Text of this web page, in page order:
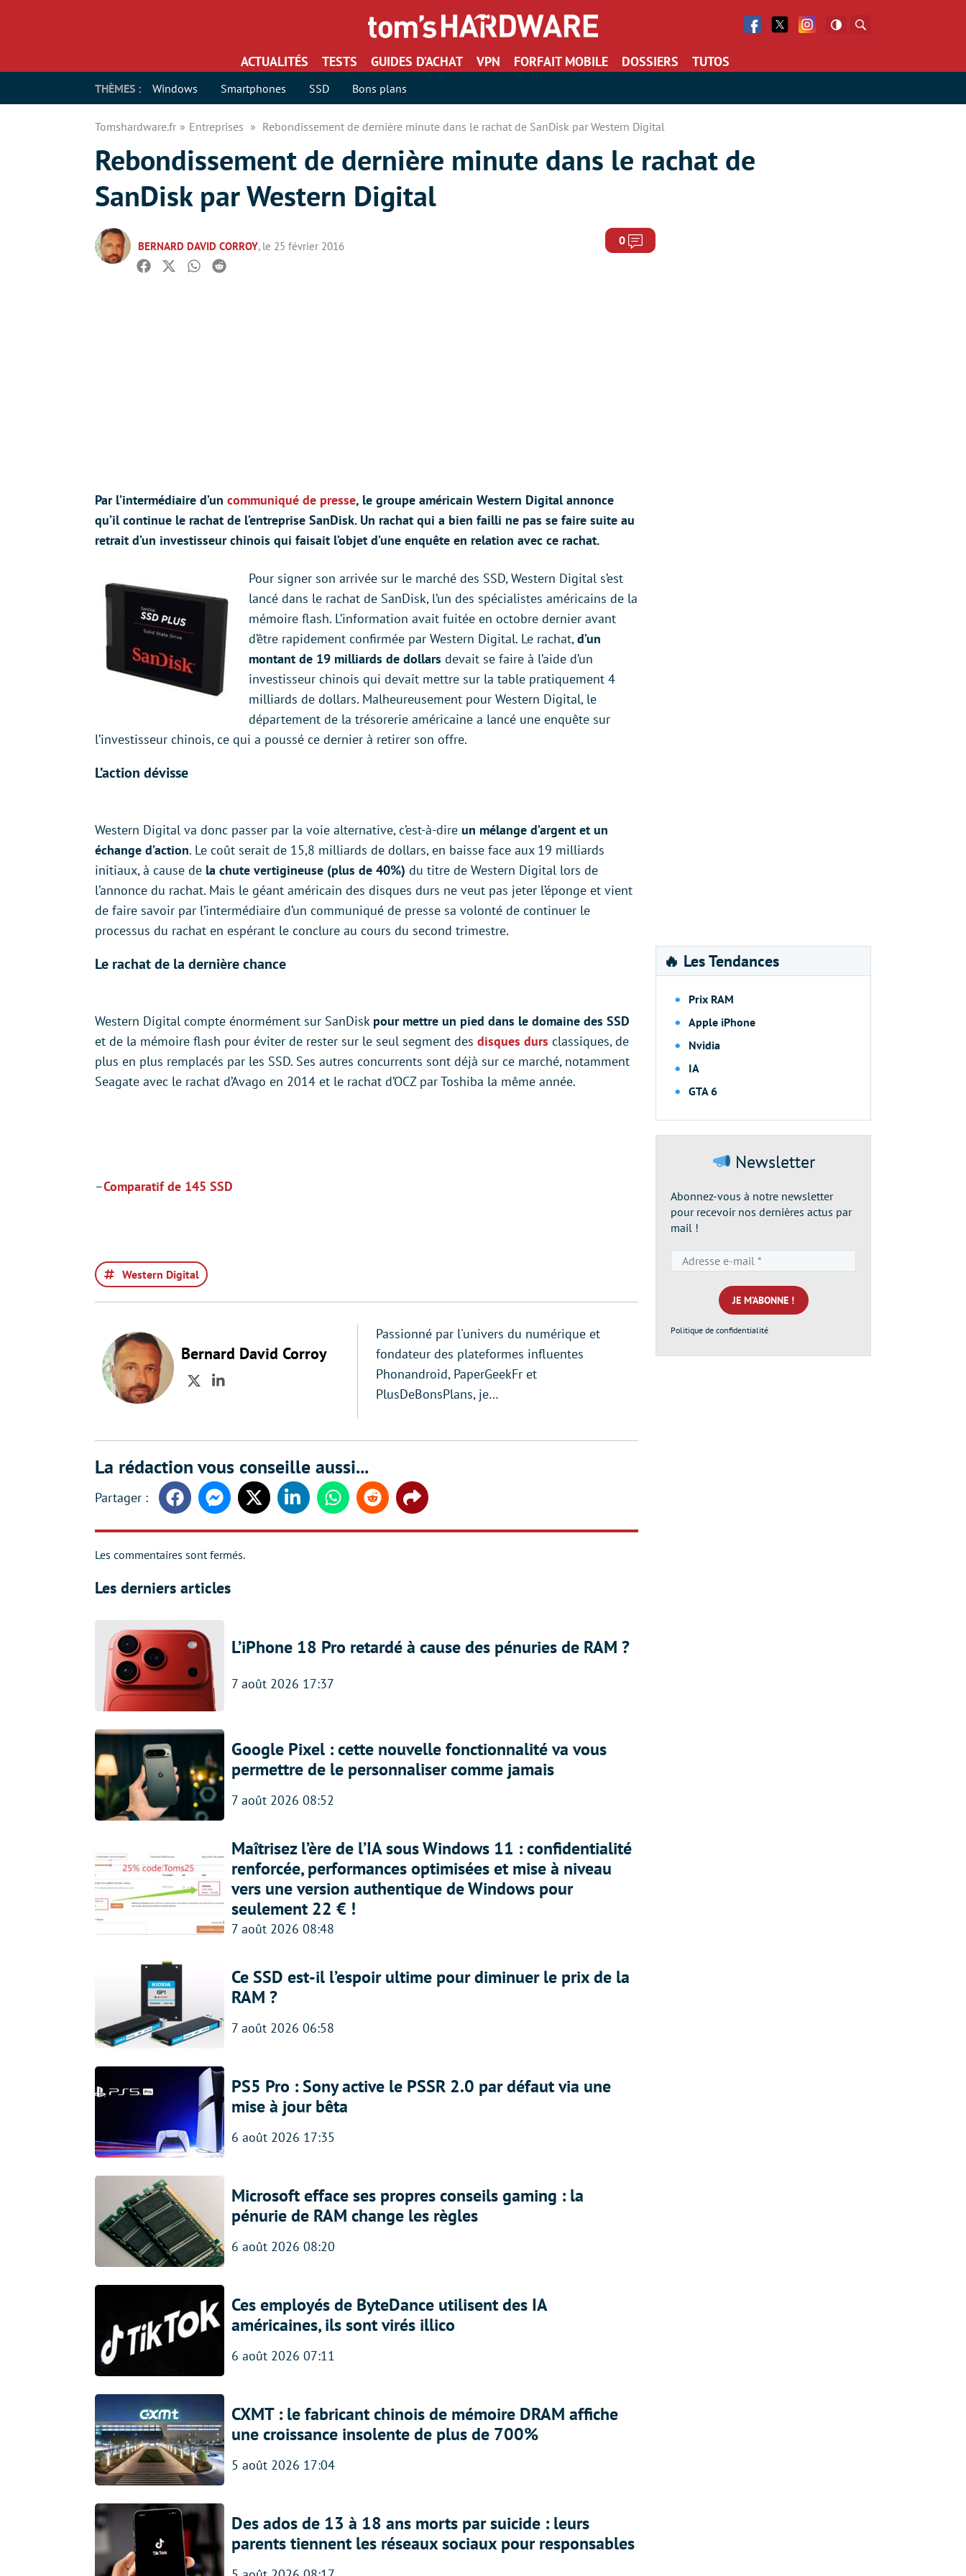
Facebook
Twitter Facebook
ACTUALITÉS TESTS GUIDES D’ACHAT VPN FORFAIT MOBILE DOSSIERS TUTOS
THÈMES : Windows Smartphones SSD Bons plans
Tomshardware.fr Entreprises Rebondissement de dernière minute dans le rachat de SanDisk par Western Digital
Rebondissement de dernière minute dans le rachat de
SanDisk par Western Digital
BERNARD DAVID CORROY, le 25 février 2016 0 Commentaires
Facebook
TwitterWhatsapp
Reddit
Par l’intermédiaire d’un communiqué de presse, le groupe américain Western Digital annonce
qu’il continue le rachat de l’entreprise SanDisk. Un rachat qui a bien failli ne pas se faire suite au
retrait d’un investisseur chinois qui faisait l’objet d’une enquête en relation avec ce rachat.
Pour signer son arrivée sur le marché des SSD, Western Digital s’est
lancé dans le rachat de SanDisk, l’un des spécialistes américains de la
mémoire flash. L’information avait fuitée en octobre dernier avant
d’être rapidement confirmée par Western Digital. Le rachat,d’un
montant de 19 milliards de dollars devait se faire à l’aide d’un
investisseur chinois qui devait mettre sur la table pratiquement 4
milliards de dollars. Malheureusement pour Western Digital, le
département de la trésorerie américaine a lancé une enquête sur
l’investisseur chinois, ce qui a poussé ce dernier à retirer son offre.
L’action dévisse
Western Digital va donc passer par la voie alternative, c’est-à-dire un mélange d’argent et un
échange d’action. Le coût serait de 15,8 milliards de dollars, en baisse face aux 19 milliards
initiaux, à cause de la chute vertigineuse (plus de 40%) du titre de Western Digital lors de
l’annonce du rachat. Mais le géant américain des disques durs ne veut pas jeter l’éponge et vient
de faire savoir par l’intermédiaire d’un communiqué de presse sa volonté de continuer le
processus du rachat en espérant le conclure au cours du second trimestre.
Le rachat de la dernière chance
Western Digital compte énormément sur SanDisk pour mettre un pied dans le domaine des SSD
et de la mémoire flash pour éviter de rester sur le seul segment des disques durs classiques, de
plus en plus remplacés par les SSD. Ses autres concurrents sont déjà sur ce marché, notamment
Seagate avec le rachat d’Avago en 2014 et le rachat d’OCZ par Toshiba la même année.
–Comparatif de 145 SSD
Western Digital
Bernard David Corroy
TwitterLinkedIn
Passionné par l'univers du numérique et
fondateur des plateformes influentes
Phonandroid, PaperGeekFr et
PlusDeBonsPlans, je…
La rédaction vous conseille aussi...
FacebookMessengerTwitter LinkedinWhatsappReddit Share
Les commentaires sont fermés.
Les derniers articles
L’iPhone 18 Pro retardé à cause des pénuries de RAM ?
7 août 2026 17:37
Google Pixel : cette nouvelle fonctionnalité va vous
permettre de le personnaliser comme jamais
7 août 2026 08:52
Maîtrisez l’ère de l’IA sous Windows 11 : confidentialité
renforcée, performances optimisées et mise à niveau
vers une version authentique de Windows pour
seulement 22 € !
7 août 2026 08:48
Ce SSD est-il l’espoir ultime pour diminuer le prix de la
RAM ?
7 août 2026 06:58
PS5 Pro : Sony active le PSSR 2.0 par défaut via une
mise à jour bêta
6 août 2026 17:35
Microsoft efface ses propres conseils gaming : la
pénurie de RAM change les règles
6 août 2026 08:20
Ces employés de ByteDance utilisent des IA
américaines, ils sont virés illico
6 août 2026 07:11
CXMT : le fabricant chinois de mémoire DRAM affiche
une croissance insolente de plus de 700%
5 août 2026 17:04
Des ados de 13 à 18 ans morts par suicide : leurs
parents tiennent les réseaux sociaux pour responsables
🔥 Les Tendances
Prix RAM
Apple iPhone
Nvidia
IA
GTA 6
Newsletter
Abonnez-vous à notre newsletter
pour recevoir nos dernières actus par
mail !
e-
mail
*
Politique de confidentialité